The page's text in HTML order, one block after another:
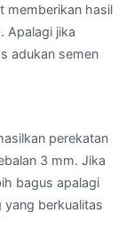
memberikan hasil
Apalagi jika
adukan semen
perekatan
3 mm. Jika
bagus apalagi
yang berkualitas